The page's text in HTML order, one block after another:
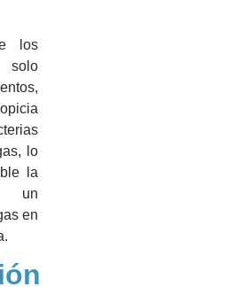
los
lo
la
un
en